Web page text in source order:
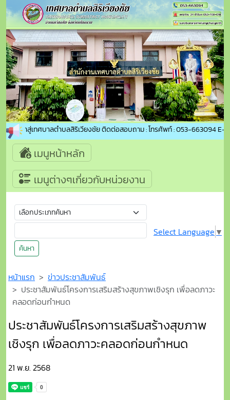
บเข้าสู่เทศบาลตำบลสิริเวียงชัย ติดต่อสอบถาม : โทรศัพท์ : 053-663094 E-
เมนูหน้าหลัก
เมนูต่างๆเกี่ยวกับหน่วยงาน
ค้นหา
Select Language ▼
หน้าแรก
ข่าวประชาสัมพันธ์
ประชาสัมพันธ์โครงการเสริมสร้างสุขภาพเชิงรุก เพื่อลดภาวะ
คลอดก่อนกำหนด
ประชาสัมพันธ์โครงการเสริมสร้างสุขภาพ
เชิงรุก เพื่อลดภาวะคลอดก่อนกำหนด
21 พ.ย. 2568